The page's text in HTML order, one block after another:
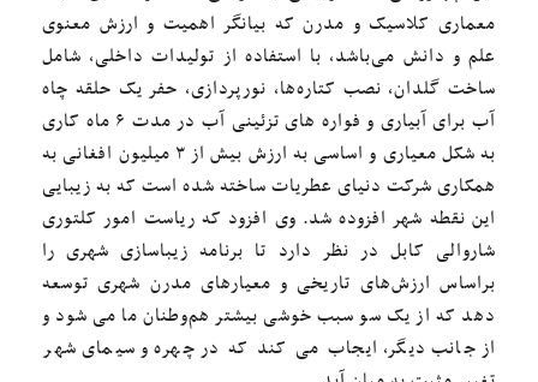
معماری کلاسیک و مدرن که بیانگر اهمیت و ارزش معنوی
علم و دانش می‌باشد، با استفاده از تولیدات داخلی، شامل
ساخت گلدان، نصب کتاره‌ها، نورپردازی، حفر یک حلقه چاه
آب برای آبیاری و فواره های تزئینی آب در مدت ۶ ماه کاری
به شکل معیاری و اساسی به ارزش بیش از ۳ میلیون افغانی به
همکاری شرکت دنیای عطریات ساخته شده است که به زیبایی
این نقطه شهر افزوده شد. وی افزود که ریاست امور کلتوری
شاروالی کابل در نظر دارد تا برنامه زیباسازی شهری را
براساس ارزش‌های تاریخی و معیارهای مدرن شهری توسعه
دهد که از یک سو سبب خوشی بیشتر هم‌وطنان ما می شود و
از جانب دیگر، ایجاب می‌ کند که در چهره و سیمای شهر